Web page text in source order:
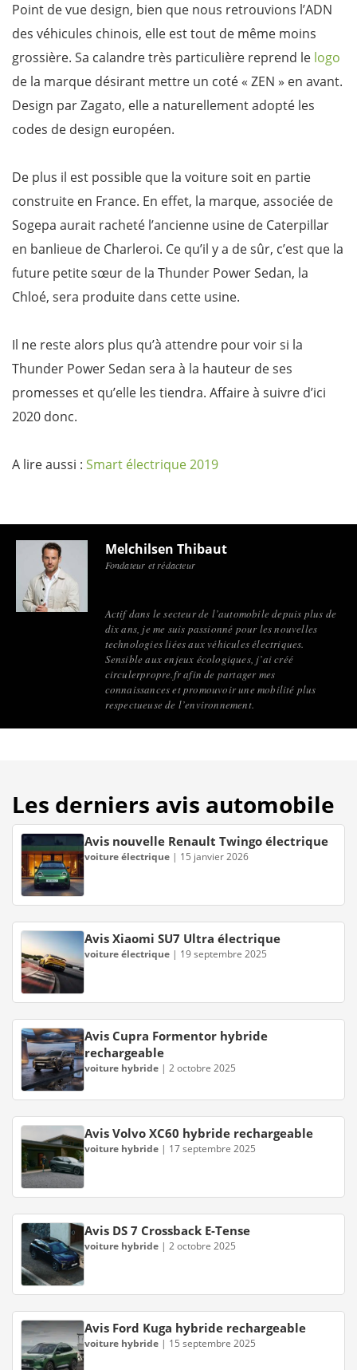
Point de vue design, bien que nous retrouvions l’ADN
des véhicules chinois, elle est tout de même moins
grossière. Sa calandre très particulière reprend le logo
de la marque désirant mettre un coté « ZEN » en avant.
Design par Zagato, elle a naturellement adopté les
codes de design européen.
De plus il est possible que la voiture soit en partie
construite en France. En effet, la marque, associée de
Sogepa aurait racheté l’ancienne usine de Caterpillar
en banlieue de Charleroi. Ce qu’il y a de sûr, c’est que la
future petite sœur de la Thunder Power Sedan, la
Chloé, sera produite dans cette usine.
Il ne reste alors plus qu’à attendre pour voir si la
Thunder Power Sedan sera à la hauteur de ses
promesses et qu’elle les tiendra. Affaire à suivre d’ici
2020 donc.
A lire aussi : Smart électrique 2019
Melchilsen Thibaut
Fondateur et rédacteur
Actif dans le secteur de l’automobile depuis plus de
dix ans, je me suis passionné pour les nouvelles
technologies liées aux véhicules électriques.
Sensible aux enjeux écologiques, j’ai créé
circulerpropre.fr afin de partager mes
connaissances et promouvoir une mobilité plus
respectueuse de l’environnement.
Les derniers avis automobile
Avis nouvelle Renault Twingo électrique
voiture électrique | 15 janvier 2026
Avis Xiaomi SU7 Ultra électrique
voiture électrique | 19 septembre 2025
Avis Cupra Formentor hybride
rechargeable
voiture hybride | 2 octobre 2025
Avis Volvo XC60 hybride rechargeable
voiture hybride | 17 septembre 2025
Avis DS 7 Crossback E-Tense
voiture hybride | 2 octobre 2025
Avis Ford Kuga hybride rechargeable
voiture hybride | 15 septembre 2025